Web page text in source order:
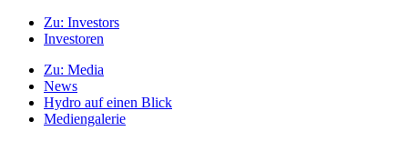
Zu: Investors
Investoren
Zu: Media
News
Hydro auf einen Blick
Mediengalerie